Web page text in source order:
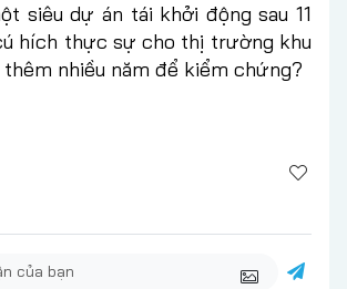
siêu dự án tái khởi động sau 11
hích thực sự cho thị trường khu
nhiều năm để kiểm chứng?